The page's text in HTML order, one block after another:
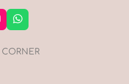
W
h
t
CORNER